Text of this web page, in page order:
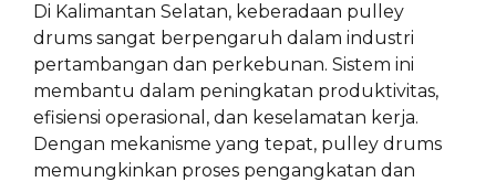
Di Kalimantan Selatan, keberadaan pulley
drums sangat berpengaruh dalam industri
pertambangan dan perkebunan. Sistem ini
membantu dalam peningkatan produktivitas,
efisiensi operasional, dan keselamatan kerja.
Dengan mekanisme yang tepat, pulley drums
memungkinkan proses pengangkatan dan